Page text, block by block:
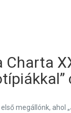
Charta
megállónk, ahol